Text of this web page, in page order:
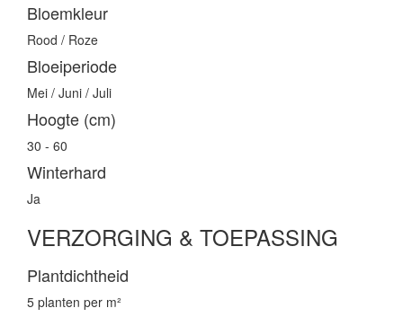
Bloemkleur
Rood / Roze
Bloeiperiode
Mei / Juni / Juli
Hoogte (cm)
30 - 60
Winterhard
Ja
VERZORGING & TOEPASSING
Plantdichtheid
5 planten per m²